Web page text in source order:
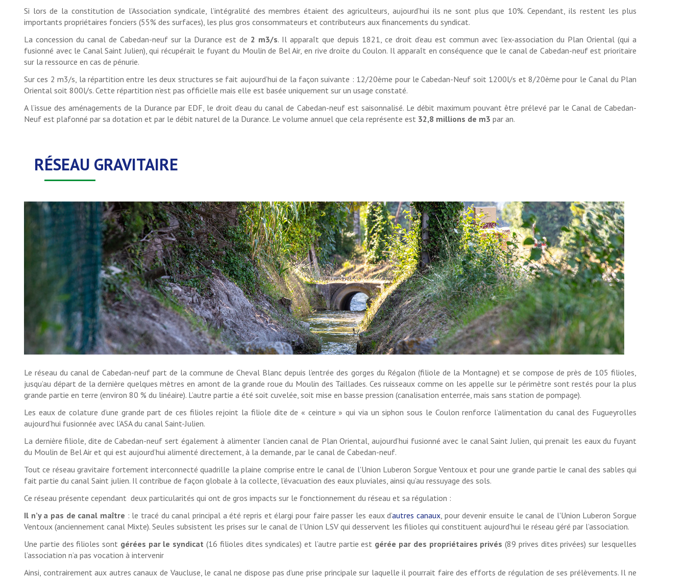
Si lors de la constitution de l’Association syndicale, l’intégralité des membres étaient des agriculteurs, aujourd’hui ils ne sont plus que 10%. Cependant, ils restent les plus
importants propriétaires fonciers (55% des surfaces), les plus gros consommateurs et contributeurs aux financements du syndicat.
La concession du canal de Cabedan-neuf sur la Durance est de 2 m3/s. Il apparaît que depuis 1821, ce droit d’eau est commun avec l’ex-association du Plan Oriental (qui a
fusionné avec le Canal Saint Julien), qui récupérait le fuyant du Moulin de Bel Air, en rive droite du Coulon. Il apparaît en conséquence que le canal de Cabedan-neuf est prioritaire
sur la ressource en cas de pénurie.
Sur ces 2 m3/s, la répartition entre les deux structures se fait aujourd’hui de la façon suivante : 12/20ème pour le Cabedan-Neuf soit 1200l/s et 8/20ème pour le Canal du Plan
Oriental soit 800l/s. Cette répartition n’est pas officielle mais elle est basée uniquement sur un usage constaté.
A l’issue des aménagements de la Durance par EDF, le droit d’eau du canal de Cabedan-neuf est saisonnalisé. Le débit maximum pouvant être prélevé par le Canal de Cabedan-
Neuf est plafonné par sa dotation et par le débit naturel de la Durance. Le volume annuel que cela représente est 32,8 millions de m3 par an.
RÉSEAU GRAVITAIRE
Le réseau du canal de Cabedan-neuf part de la commune de Cheval Blanc depuis l’entrée des gorges du Régalon (filiole de la Montagne) et se compose de près de 105 filioles,
jusqu’au départ de la dernière quelques mètres en amont de la grande roue du Moulin des Taillades. Ces ruisseaux comme on les appelle sur le périmètre sont restés pour la plus
grande partie en terre (environ 80 % du linéaire). L’autre partie a été soit cuvelée, soit mise en basse pression (canalisation enterrée, mais sans station de pompage).
Les eaux de colature d’une grande part de ces filioles rejoint la filiole dite de « ceinture » qui via un siphon sous le Coulon renforce l’alimentation du canal des Fugueyrolles
aujourd’hui fusionnée avec l’ASA du canal Saint-Julien.
La dernière filiole, dite de Cabedan-neuf sert également à alimenter l’ancien canal de Plan Oriental, aujourd’hui fusionné avec le canal Saint Julien, qui prenait les eaux du fuyant
du Moulin de Bel Air et qui est aujourd’hui alimenté directement, à la demande, par le canal de Cabedan-neuf.
Tout ce réseau gravitaire fortement interconnecté quadrille la plaine comprise entre le canal de l'Union Luberon Sorgue Ventoux et pour une grande partie le canal des sables qui
fait partie du canal Saint julien. Il contribue de façon globale à la collecte, l’évacuation des eaux pluviales, ainsi qu’au ressuyage des sols.
Ce réseau présente cependant deux particularités qui ont de gros impacts sur le fonctionnement du réseau et sa régulation :
Il n’y a pas de canal maître : le tracé du canal principal a été repris et élargi pour faire passer les eaux d’autres canaux, pour devenir ensuite le canal de l'Union Luberon Sorgue
Ventoux (anciennement canal Mixte). Seules subsistent les prises sur le canal de l'Union LSV qui desservent les filioles qui constituent aujourd’hui le réseau géré par l’association.
Une partie des filioles sont gérées par le syndicat (16 filioles dites syndicales) et l’autre partie est gérée par des propriétaires privés (89 prives dites privées) sur lesquelles
l’association n’a pas vocation à intervenir
Ainsi, contrairement aux autres canaux de Vaucluse, le canal ne dispose pas d’une prise principale sur laquelle il pourrait faire des efforts de régulation de ses prélèvements. Il ne